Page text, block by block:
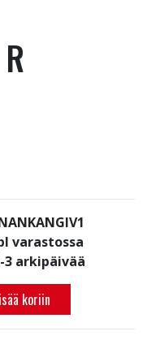
varastossa
arkipäivää
koriin